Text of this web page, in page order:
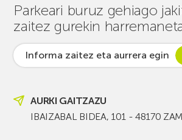
Parkeari buruz gehiago
zaitez gurekin
Informa zaitez eta aurrera egin
AURKI GAITZAZU
IBAIZABAL BIDEA, 101 - 48170